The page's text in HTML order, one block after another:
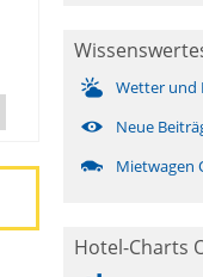
Wetter und
Neue
Mietwagen
Hotel-Charts